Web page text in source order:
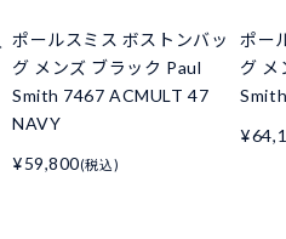
ポールスミス ボストンバッ
グ メンズ ブラック Paul
Smith 7467 ACMULT 47
NAVY
¥59,800(税込)
ポー
グ メ